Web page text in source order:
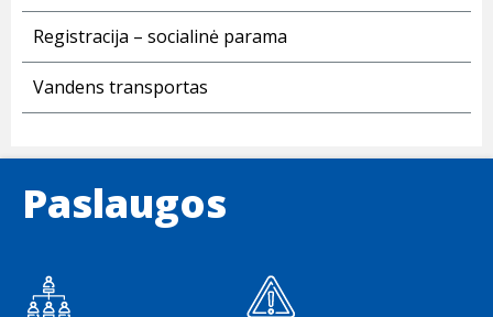
Registracija – socialinė parama
Vandens transportas
Paslaugos